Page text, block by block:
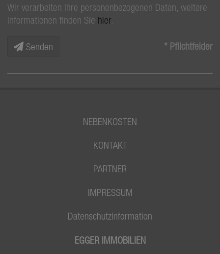
Wir verarbeiten Ihre personenbezogenen Daten, weitere
Informationen finden Sie hier.
Senden * Pflichtfelder
NEBENKOSTEN
KONTAKT
PARTNER
IMPRESSUM
Datenschutzinformation
EGGER IMMOBILIEN